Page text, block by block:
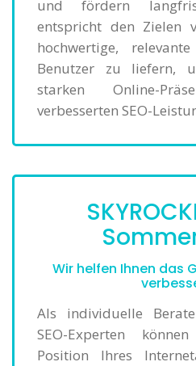
und fördern
entspricht den Zielen
hochwertige,
Benutzer zu liefern,
starken Online-
verbesserten SEO-
Wir helfen Ihnen das
Als individuelle
SEO-Experten
Position Ihres